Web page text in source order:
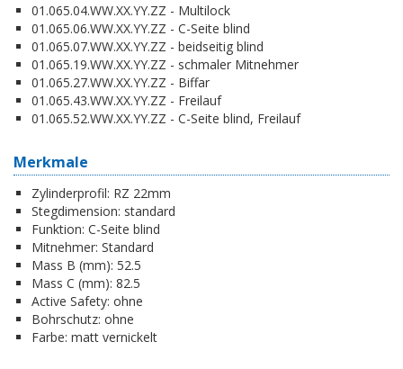
01.065.04.WW.XX.YY.ZZ - Multilock
01.065.06.WW.XX.YY.ZZ - C-Seite blind
01.065.07.WW.XX.YY.ZZ - beidseitig blind
01.065.19.WW.XX.YY.ZZ - schmaler Mitnehmer
01.065.27.WW.XX.YY.ZZ - Biffar
01.065.43.WW.XX.YY.ZZ - Freilauf
01.065.52.WW.XX.YY.ZZ - C-Seite blind, Freilauf
Merkmale
Zylinderprofil: RZ 22mm
Stegdimension: standard
Funktion: C-Seite blind
Mitnehmer: Standard
Mass B (mm): 52.5
Mass C (mm): 82.5
Active Safety: ohne
Bohrschutz: ohne
Farbe: matt vernickelt